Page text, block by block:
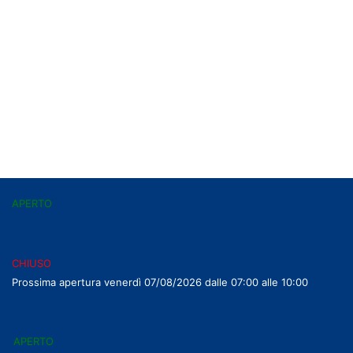
APERTO
CHIUSO
Prossima apertura venerdì 07/08/2026 dalle 07:00 alle 10:00
APERTO